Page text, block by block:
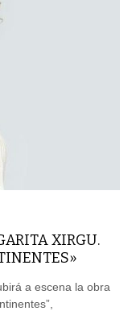
XIRGU.
a escena la obra